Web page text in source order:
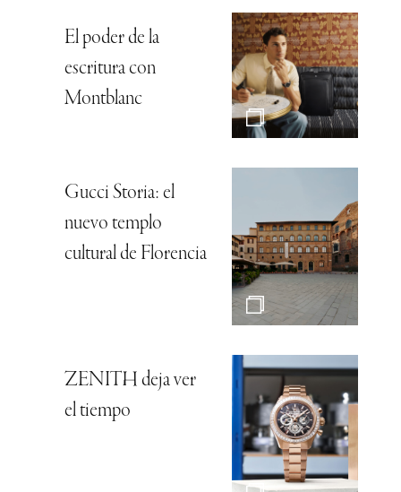
El poder de la
escritura con
Montblanc
Gucci Storia: el
nuevo templo
cultural de Florencia
ZENITH deja ver
el tiempo